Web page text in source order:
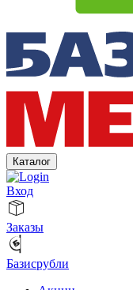
Каталог
Вход
Заказы
Базисрубли